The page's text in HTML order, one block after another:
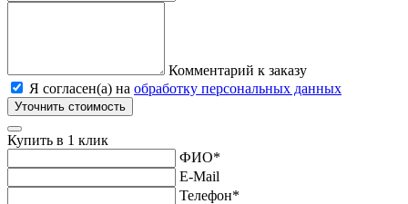
Комментарий к заказу
Я согласен(а) на обработку персональных данных
Уточнить стоимость
Купить в 1 клик
ФИО*
E-Mail
Телефон*